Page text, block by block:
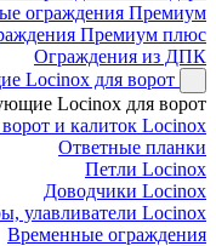
ограждения Премиум
Премиум плюс
Ограждения из ДПК
Locinox для ворот
Locinox для ворот
и калиток Locinox
Ответные планки
Петли Locinox
Доводчики Locinox
улавливатели Locinox
Временные ограждения